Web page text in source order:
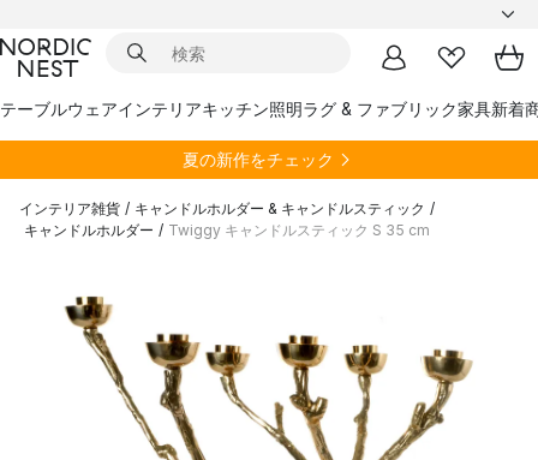
テーブルウェアインテリアキッチン照明ラグ & ファブリック家具新着
夏の新作をチェック
インテリア雑貨 / キャンドルホルダー & キャンドルスティック /
キャンドルホルダー / Twiggy キャンドルスティック S 35 cm